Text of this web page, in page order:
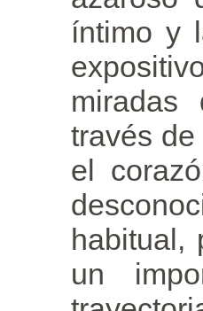
íntimo y
miradas
través
el
habitual,
un